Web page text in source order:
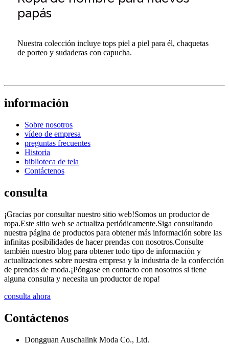
papás
Nuestra colección incluye tops piel a piel para él, chaquetas
de porteo y sudaderas con capucha.
información
Sobre nosotros
vídeo de empresa
preguntas frecuentes
Historia
biblioteca de tela
Contáctenos
consulta
¡Gracias por consultar nuestro sitio web!Somos un productor de
ropa.Este sitio web se actualiza periódicamente.Siga consultando
nuestra página de productos para obtener más información sobre las
infinitas posibilidades de hacer prendas con nosotros.Consulte
también nuestro blog para obtener todo tipo de información y
actualizaciones sobre nuestra empresa y la industria de la confección
de prendas de moda.¡Póngase en contacto con nosotros si tiene
alguna consulta y necesita un productor de ropa!
consulta ahora
Contáctenos
Dongguan Auschalink Moda Co., Ltd.